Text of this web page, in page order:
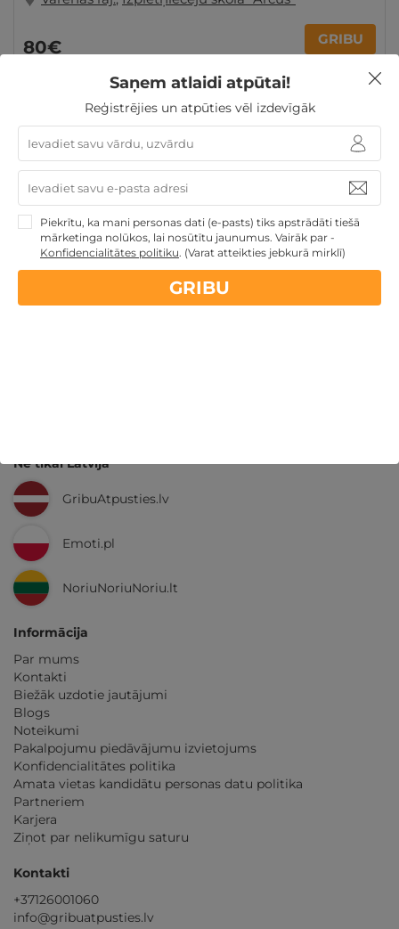
80€ GRIBU
Dāvanas Mātes dienā Dāvanas VIŅAM
Dāvanas līdz
100€
Nekādasapkalpošanas un administrācijasmaksas
naudas atmaksas garantija
Ne tikai Latvijā
GribuAtpusties.lv
Emoti.pl
NoriuNoriuNoriu.lt
Informācija
Par mums
Kontakti
Biežāk uzdotie jautājumi
Blogs
Noteikumi
Pakalpojumu piedāvājumu izvietojums
Konfidencialitātes politika
Amata vietas kandidātu personas datu politika
Partneriem
Karjera
Ziņot par nelikumīgu saturu
Kontakti
+37126001060
info@gribuatpusties.lv
Saņem atlaidi atpūtai!
Reģistrējies un atpūties vēl izdevīgāk
Piekrītu, ka mani personas dati (e-pasts) tiks apstrādāti tiešā
mārketinga nolūkos, lai nosūtītu jaunumus. Vairāk par -
Konfidencialitātes politiku. (Varat atteikties jebkurā mirklī)
GRIBU